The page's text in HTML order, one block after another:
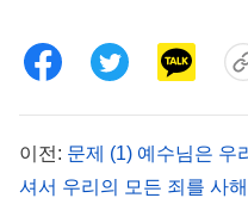
때, 존류할 만한 사람
날에 들어가 하나님과
이전: 문제 (1) 예수님은 우
셔서 우리의 모든 죄를 사